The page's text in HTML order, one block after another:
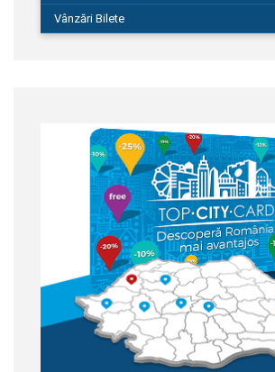
Vânzări Bilete